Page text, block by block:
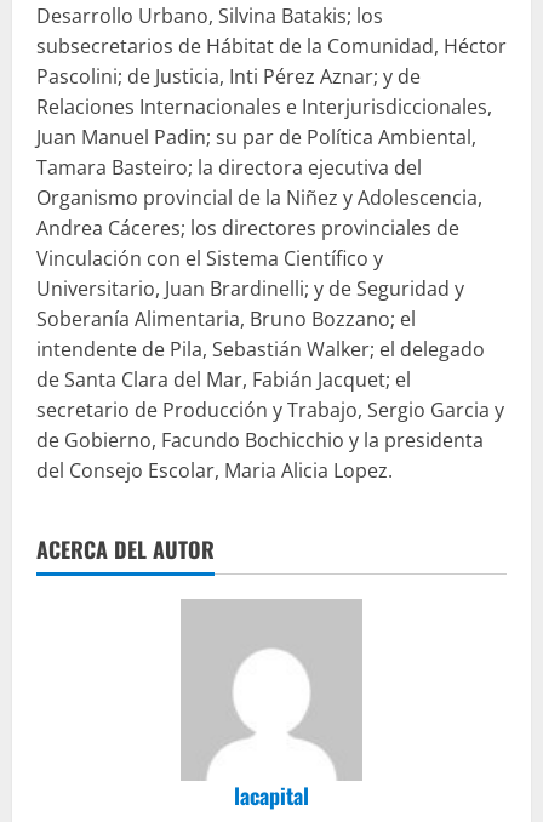
Desarrollo Urbano, Silvina Batakis; los
subsecretarios de Hábitat de la Comunidad, Héctor
Pascolini; de Justicia, Inti Pérez Aznar; y de
Relaciones Internacionales e Interjurisdiccionales,
Juan Manuel Padin; su par de Política Ambiental,
Tamara Basteiro; la directora ejecutiva del
Organismo provincial de la Niñez y Adolescencia,
Andrea Cáceres; los directores provinciales de
Vinculación con el Sistema Científico y
Universitario, Juan Brardinelli; y de Seguridad y
Soberanía Alimentaria, Bruno Bozzano; el
intendente de Pila, Sebastián Walker; el delegado
de Santa Clara del Mar, Fabián Jacquet; el
secretario de Producción y Trabajo, Sergio Garcia y
de Gobierno, Facundo Bochicchio y la presidenta
del Consejo Escolar, Maria Alicia Lopez.
ACERCA DEL AUTOR
lacapital